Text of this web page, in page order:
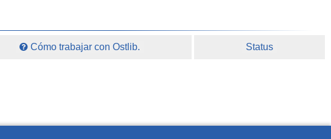
Cómo trabajar con Ostlib. Status